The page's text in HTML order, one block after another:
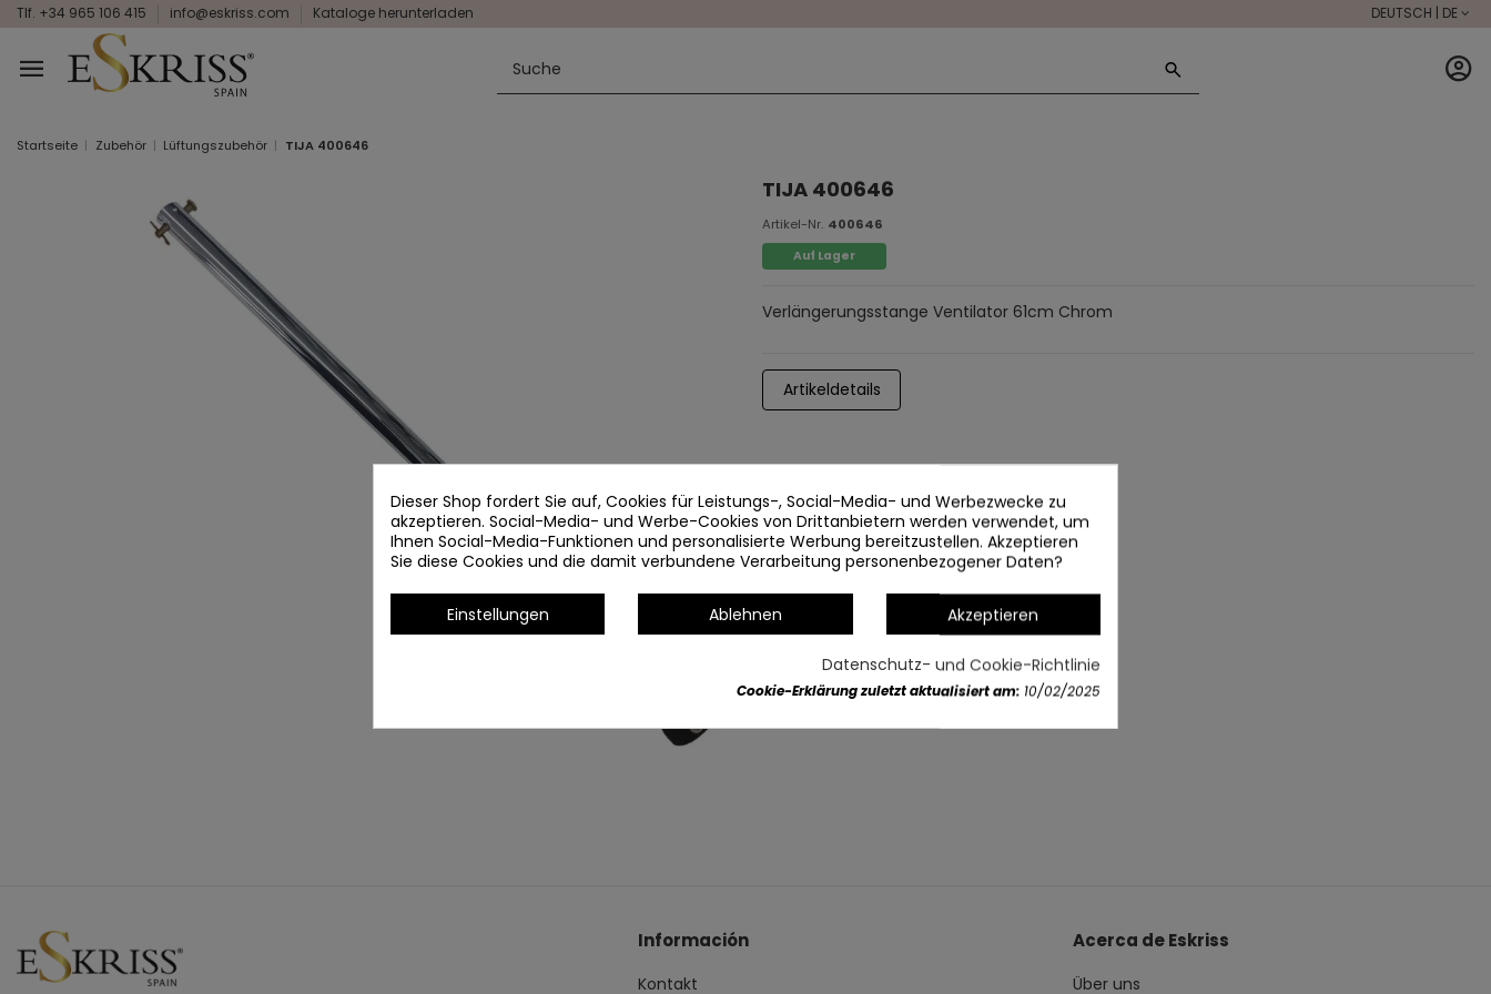
Tlf. +34 965 106 415 info@eskriss.com Kataloge herunterladen DEUTSCH | DE
Startseite Zubehör Lüftungszubehör TIJA 400646
TIJA 400646
Artikel-Nr. 400646
Auf Lager
Verlängerungsstange Ventilator 61cm Chrom
Artikeldetails
Información
Kontakt
Acerca de Eskriss
Über uns
Dieser Shop fordert Sie auf, Cookies für Leistungs-, Social-Media- und Werbezwecke zu
akzeptieren. Social-Media- und Werbe-Cookies von Drittanbietern werden verwendet, um
Ihnen Social-Media-Funktionen und personalisierte Werbung bereitzustellen. Akzeptieren
Sie diese Cookies und die damit verbundene Verarbeitung personenbezogener Daten?
Einstellungen Ablehnen Akzeptieren
Datenschutz- und Cookie-Richtlinie
Cookie-Erklärung zuletzt aktualisiert am: 10/02/2025